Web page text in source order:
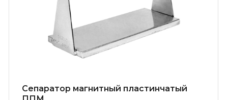
Сепаратор магнитный пластинчатый